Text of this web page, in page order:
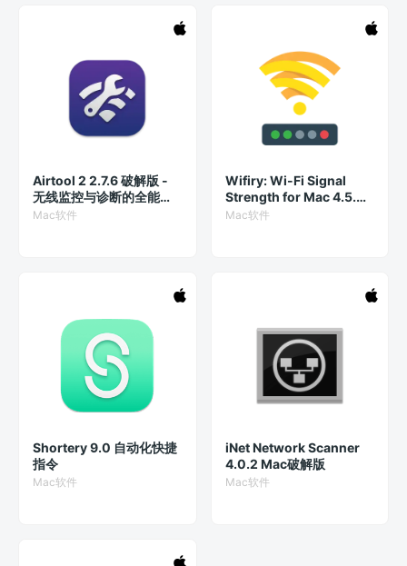
Airtool 2 2.7.6 破解版 -
无线监控与诊断的全能工
具
Mac软件
Wifiry: Wi-Fi Signal
Strength for Mac 4.5.0
破解版 获得最强的Wifi信
Mac软件
Shortery 9.0 自动化快捷
指令
Mac软件
iNet Network Scanner
4.0.2 Mac破解版
Mac软件